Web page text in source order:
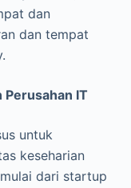
dan
dan tempat
IT
untuk
keseharian
dari startup